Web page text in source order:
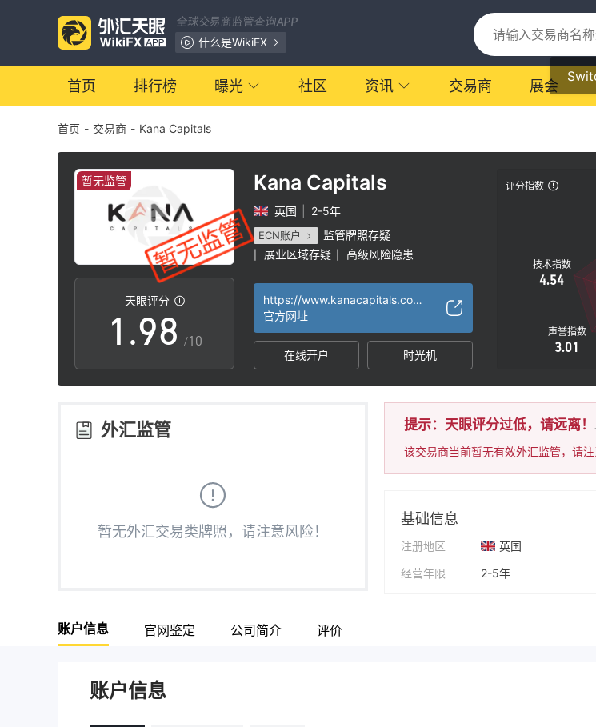
全球交易商监管查询APP
什么是WikiFX
首页 排行榜 曝光 社区 资讯 交易商 展会
首页 - 交易商 - Kana Capitals
暂无监管
天眼评分
0
1
2
3
5
8
9
.
3
4
5
6
7
8
9
2
3
4
5
6
7
8
9
/10
Kana Capitals
英国 2-5年
ECN账户 监管牌照存疑
展业区域存疑 高级风险隐患
https://www.kanacapitals.com/
官方网址
在线开户 时光机
评分指数
技术指数
4.54
声誉指数
3.01
外汇监管
暂无外汇交易类牌照，请注意风险！
提示：天眼评分过低，请远离！
该交易商当前暂无有效外汇监管，请注
基础信息
注册地区
英国
经营年限
2-5年
账户信息 官网鉴定 公司简介 评价
账户信息